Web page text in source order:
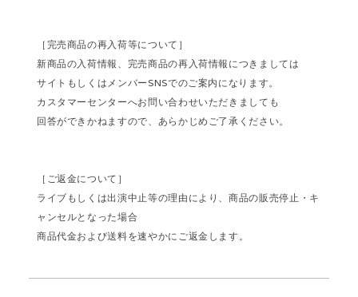
［完売商品の再入荷等について］
新商品の入荷情報、完売商品の再入荷情報につきましては
サイトもしくはメンバーSNSでのご案内になります。
カスタマーセンターへお問い合わせいただきましても
回答ができかねますので、あらかじめご了承ください。
［ご返金について］
ライブもしくは出演中止等の理由により、商品の販売停止・キ
ャンセルとなった場合
商品代金および送料を速やかにご返金します。